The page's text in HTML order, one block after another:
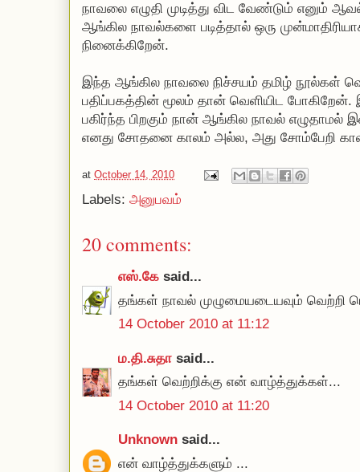
நாவலை எழுதி முடித்து விட வேண்டும் எனும்
ஆங்கில நாவல்களை படித்தால் ஒரு
நினைக்கிறேன்.
இந்த ஆங்கில நாவலை நிச்சயம் தமிழ் நூல்கள்
பதிப்பகத்தின் மூலம் தான் வெளியிட
பகிர்ந்த பிறகும் நான் ஆங்கில நாவல் எழுதாமல்
எனது சோதனை காலம் அல்ல, அது சோம்பேறி
at October 14, 2010
Labels: அனுபவம்
20 comments:
எஸ்.கே said...
தங்கள் நாவல் முழுமையடையவும் வெற்றி
14 October 2010 at 11:12
ம.தி.சுதா said...
தங்கள் வெற்றிக்கு என் வாழ்த்துக்கள்...
14 October 2010 at 11:20
Unknown said...
என் வாழ்த்துக்களும் ...